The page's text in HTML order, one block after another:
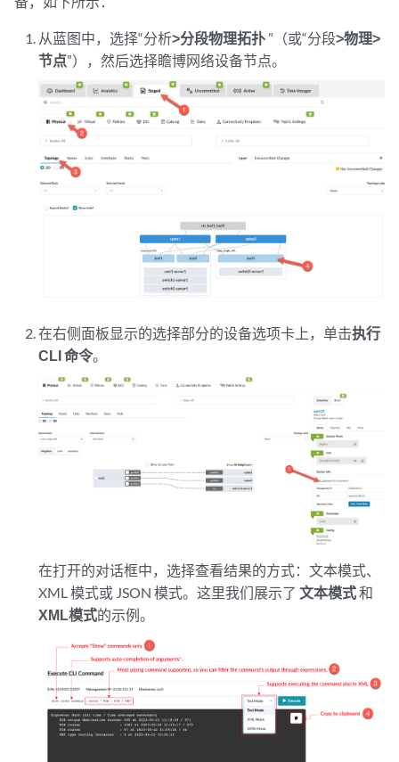
从蓝图中，选择“分析>分段物理拓扑 ”（或“分段>物理>
节点”），然后选择瞻博网络设备节点。
在右侧面板显示的选择部分的设备选项卡上，单击执行
CLI 命令。
在打开的对话框中，选择查看结果的方式：文本模式、
XML 模式或 JSON 模式。这里我们展示了文本模式和
XML模式的示例。